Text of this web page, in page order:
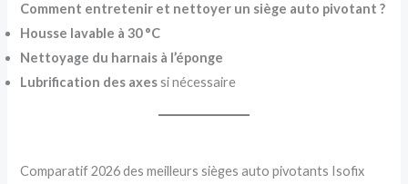
Comment entretenir et nettoyer un siège auto pivotant ?
Housse lavable à 30 °C
Nettoyage du harnais à l’éponge
Lubrification des axessi nécessaire
Comparatif 2026 des meilleurs sièges auto pivotants Isofix